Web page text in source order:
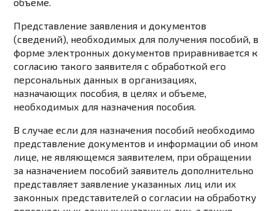
Представление заявления и документов
(сведений), необходимых для получения пособий, в
форме электронных документов приравнивается к
согласию такого заявителя с обработкой его
персональных данных в организациях,
назначающих пособия, в целях и объеме,
необходимых для назначения пособия.
В случае если для назначения пособий необходимо
представление документов и информации об ином
лице, не являющемся заявителем, при обращении
за назначением пособий заявитель дополнительно
представляет заявление указанных лиц или их
законных представителей о согласии на обработку